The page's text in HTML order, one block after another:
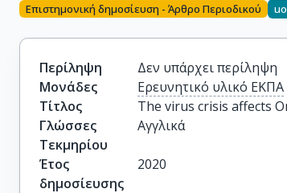
Επιστημονική δημοσίευση - Άρθρο Περιοδικού
Περίληψη
Δεν υπάρχει περίληψη
Μονάδες
Ερευνητικό υλικό ΕΚΠΑ
Τίτλος
The virus crisis affects
Γλώσσες
Τεκμηρίου
Αγγλικά
Έτος
δημοσίευσης
2020